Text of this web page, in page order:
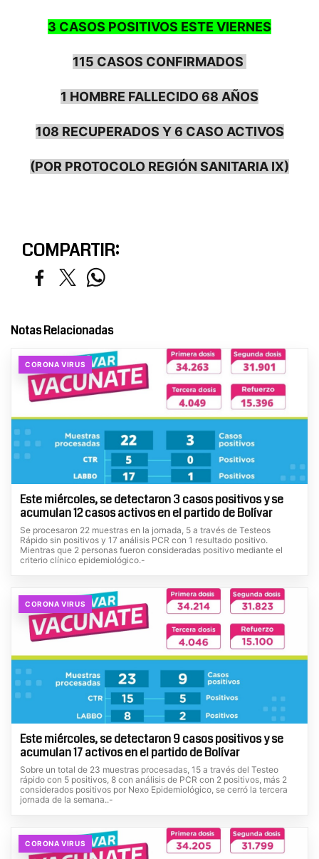
3 CASOS POSITIVOS ESTE VIERNES
115 CASOS CONFIRMADOS
1 HOMBRE FALLECIDO 68 AÑOS
108 RECUPERADOS Y 6 CASO ACTIVOS
(POR PROTOCOLO REGIÓN SANITARIA IX)
COMPARTIR:
Notas Relacionadas
CORONA VIRUS
Este miércoles, se detectaron 3 casos positivos y se
acumulan 12 casos activos en el partido de Bolívar
Se procesaron 22 muestras en la jornada, 5 a través de Testeos
Rápido sin positivos y 17 análisis PCR con 1 resultado positivo.
Mientras que 2 personas fueron consideradas positivo mediante el
criterio clínico epidemiológico.-
CORONA VIRUS
Este miércoles, se detectaron 9 casos positivos y se
acumulan 17 activos en el partido de Bolívar
Sobre un total de 23 muestras procesadas, 15 a través del Testeo
rápido con 5 positivos, 8 con análisis de PCR con 2 positivos, más 2
considerados positivos por Nexo Epidemiológico, se cerró la tercera
jornada de la semana..-
CORONA VIRUS